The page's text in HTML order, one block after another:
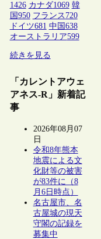
1426 カナダ1069 韓
国 950 フランス 720
ドイツ681 中国 638
オーストラリア599
続きを見る
「カレントアウェ
アネス-R」新着記
事
2026年08月07
日
令和8年熊本
地震による文
化財等の被害
が83件に（8
月6日時点）
名古屋市、名
古屋城の現天
守閣の記録を
募集中